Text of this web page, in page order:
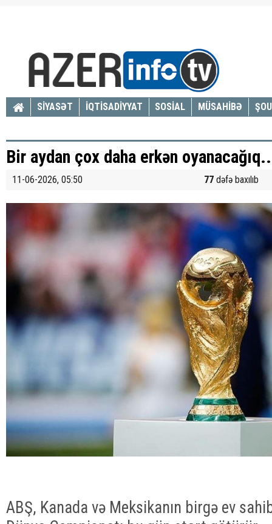
SİYASƏT İQTİSADİYYAT SOSİAL MÜSAHİBƏ
Bir aydan çox daha erkən
11-06-2026, 05:50 77 dəfə baxılıb
ABŞ, Kanada və Meksikanın birgə ev